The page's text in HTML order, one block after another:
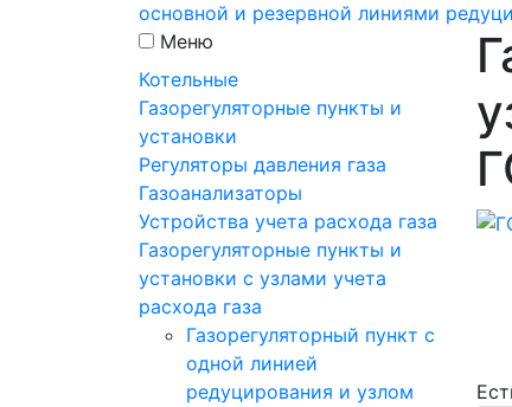
основной и резервной линиями
Меню
Котельные
Газорегуляторные пункты и
установки
Регуляторы давления газа
Газоанализаторы
Устройства учета расхода газа
Газорегуляторные пункты и
установки с узлами учета
расхода газа
Газорегуляторный пункт с
одной линией
редуцирования и узлом